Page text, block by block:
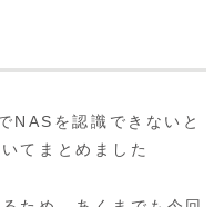
を認識できないと
てまとめました